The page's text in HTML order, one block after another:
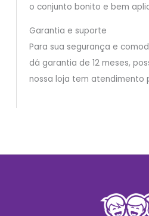
o conjunto bonito e bem
Garantia e suporte
Para sua segurança e
dá garantia de 12 meses,
nossa loja tem atendimento